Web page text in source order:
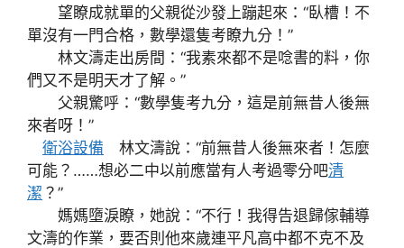
望瞭成就單的父親從沙發上蹦起來：“臥槽！不
單沒有一門合格，數學還隻考瞭九分！”
林文濤走出房間：“我素來都不是唸書的料，你
們又不是明天才了解。”
父親驚呼：“數學隻考九分，這是前無昔人後無
來者呀！”
衛浴設備 林文濤說：“前無昔人後無來者！怎麼
可能？……想必二中以前應當有人考過零分吧清
潔 ？”
媽媽墮淚瞭，她說：“不行！我得告退歸傢輔導
文濤的作業，要否則他來歲連平凡高中都不克不及